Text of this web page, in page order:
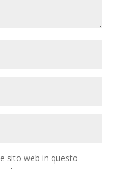
sito web in questo